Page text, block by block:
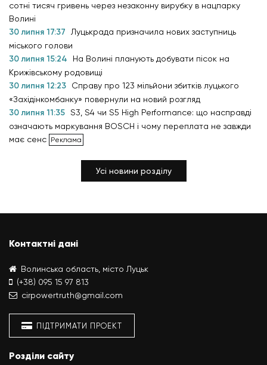
сотні тисяч гривень через незаконну вирубку в нацпарку
Волині
30 липня 17:37
Луцькрада призначила нових заступниць
міського голови
30 липня 15:24
На Волині планують добувати пісок на
Крижівському родовищі
30 липня 12:23
Справу про 123 мільйони збитків луцького
«Західінкомбанку» повернули на новий розгляд
30 липня 11:35 S3, S4 чи S5 High Performance: що насправді
означають маркування BOSCH і чому переплата не завжди
має сенс
Усі новини розділу
Контактні дані
Волинська область, місто Луцьк
(+38) 095 15 97 813
cirpowertruth@gmail.com
ПІДТРИМАТИ ПРОЕКТ
Розділи сайту